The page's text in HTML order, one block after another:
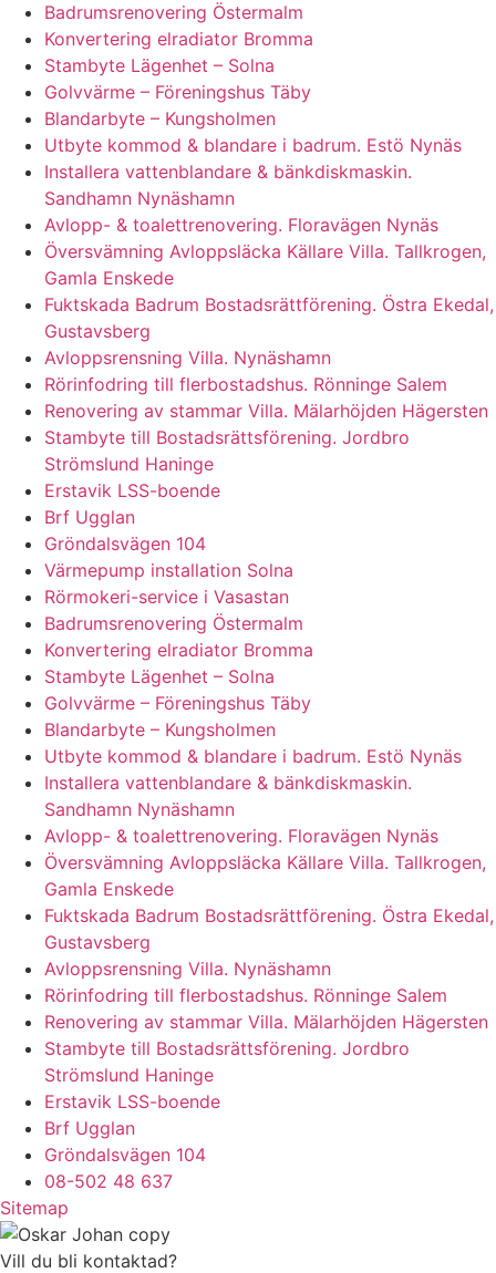
Badrumsrenovering Östermalm
Konvertering elradiator Bromma
Stambyte Lägenhet – Solna
Golvvärme – Föreningshus Täby
Blandarbyte – Kungsholmen
Utbyte kommod & blandare i badrum. Estö Nynäs
Installera vattenblandare & bänkdiskmaskin.
Sandhamn Nynäshamn
Avlopp- & toalettrenovering. Floravägen Nynäs
Översvämning Avloppsläcka Källare Villa. Tallkrogen,
Gamla Enskede
Fuktskada Badrum Bostadsrättförening. Östra Ekedal,
Gustavsberg
Avloppsrensning Villa. Nynäshamn
Rörinfodring till flerbostadshus. Rönninge Salem
Renovering av stammar Villa. Mälarhöjden Hägersten
Stambyte till Bostadsrättsförening. Jordbro
Strömslund Haninge
Erstavik LSS-boende
Brf Ugglan
Gröndalsvägen 104
Värmepump installation Solna
Rörmokeri-service i Vasastan
Badrumsrenovering Östermalm
Konvertering elradiator Bromma
Stambyte Lägenhet – Solna
Golvvärme – Föreningshus Täby
Blandarbyte – Kungsholmen
Utbyte kommod & blandare i badrum. Estö Nynäs
Installera vattenblandare & bänkdiskmaskin.
Sandhamn Nynäshamn
Avlopp- & toalettrenovering. Floravägen Nynäs
Översvämning Avloppsläcka Källare Villa. Tallkrogen,
Gamla Enskede
Fuktskada Badrum Bostadsrättförening. Östra Ekedal,
Gustavsberg
Avloppsrensning Villa. Nynäshamn
Rörinfodring till flerbostadshus. Rönninge Salem
Renovering av stammar Villa. Mälarhöjden Hägersten
Stambyte till Bostadsrättsförening. Jordbro
Strömslund Haninge
Erstavik LSS-boende
Brf Ugglan
Gröndalsvägen 104
08-502 48 637
Sitemap
Vill du bli kontaktad?